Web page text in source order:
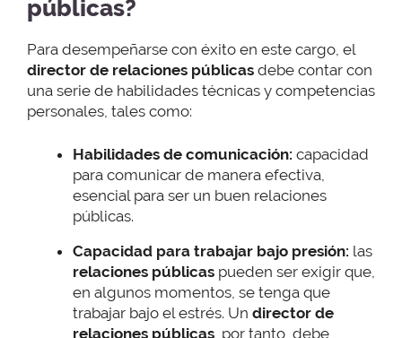
públicas?
Para desempeñarse con éxito en este cargo, el
director de relaciones públicas debe contar con
una serie de habilidades técnicas y competencias
personales, tales como:
Habilidades de comunicación: capacidad
para comunicar de manera efectiva,
esencial para ser un buen relaciones
públicas.
Capacidad para trabajar bajo presión: las
relaciones públicas pueden ser exigir que,
en algunos momentos, se tenga que
trabajar bajo el estrés. Un director de
relaciones públicas, por tanto, debe